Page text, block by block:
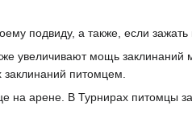
подвиду, а также, если
увеличивают мощь заклинаний
питомцем.
на арене. В Турнирах питомцы